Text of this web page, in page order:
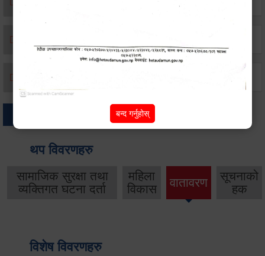
जन्म दर्ता
थप विवरणहरु
सामाजिक सुरक्षा तथा
व्यक्तिगत घटना दर्ता
महिला
विकास
वातावरण
सूचनाको
हक
विशेष विवरणहरु
बन्द गर्नुहोस्